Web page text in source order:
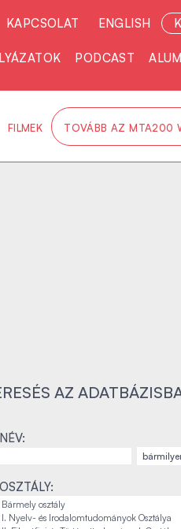
KAPCSOLAT ENGLISH
PODCAST
FILMEK TOVÁBB AZ MTA200
AZ
NÉV:
OSZTÁLY: